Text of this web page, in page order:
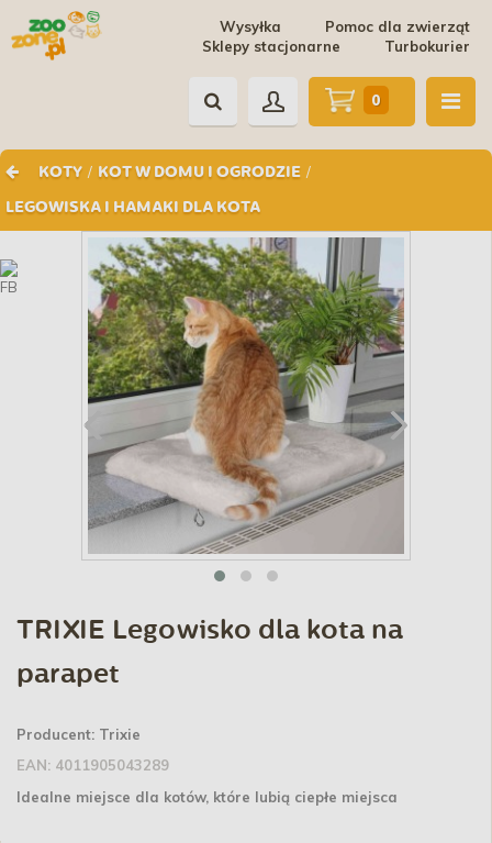
Pomoc dla zwierząt
Wysyłka
Turbokurier
Sklepy stacjonarne
KOTY / KOT W DOMU I OGRODZIE /
LEGOWISKA I HAMAKI DLA KOTA
0
TRIXIE Legowisko dla kota na
parapet
Producent: Trixie
EAN: 4011905043289
Idealne miejsce dla kotów, które lubią ciepłe miejsca